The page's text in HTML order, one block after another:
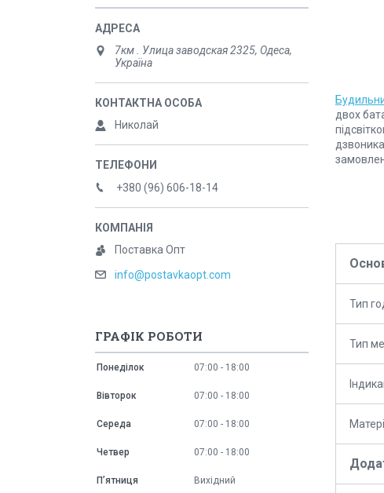
двох
Тип
Тип
7км . Улица заводская 2325, Одеса,
Україна
Николай
+380 (96) 606-18-14
Поставка Опт
info@postavkaopt.com
ГРАФІК РОБОТИ
Понеділок 07:00 18:00
Вівторок 07:00 18:00
Середа 07:00 18:00
Четвер 07:00 18:00
Пʼятниця Вихідний